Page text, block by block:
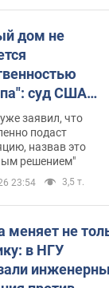
дом не
суд США
зала
400 млн
заявил, что
подаст
назвав это
решением"
23:54 3,5 т.
меняет не
в НГУ